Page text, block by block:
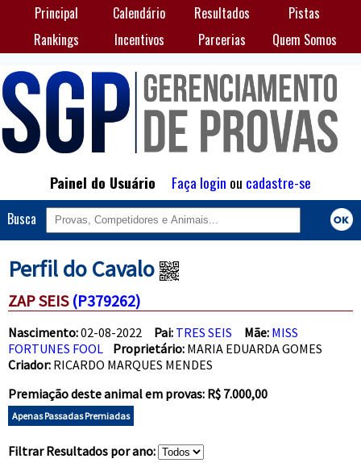
Principal Calendário Resultados
Pistas
Rankings
Incentivos Parcerias Quem Somos
Painel do Usuário Faça login ou cadastre-se
Busca
Perfil do Cavalo
ZAP SEIS (P379262)
Nascimento:02-08-2022 Pai: TRES SEIS Mãe: MISS
FORTUNES FOOL
Proprietário: MARIA EDUARDA GOMES
Criador: RICARDO MARQUES MENDES
Premiação deste animal em provas: R$ 7.000,00
Apenas Passadas Premiadas
Filtrar Resultados por ano: